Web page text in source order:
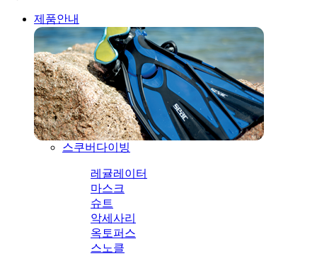
제품안내
스쿠버다이빙
레귤레이터
마스크
슈트
악세사리
옥토퍼스
스노클